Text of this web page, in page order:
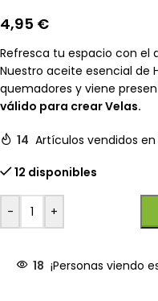
4,95 €
Refresca tu espacio con el
Nuestro aceite esencial de
quemadores y viene
válido para crear Velas.
14 Artículos vendidos
12 disponibles
- +
18 ¡Personas viendo